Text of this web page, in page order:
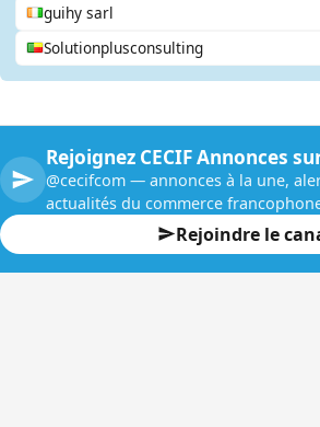
guihy sarl
Solutionplusconsulting
Rejoignez CECIF Annonces
@cecifcom — annonces à la une,
actualités du commerce
Rejoindre le